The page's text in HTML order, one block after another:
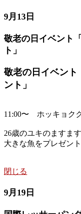
9月13日
敬老の日イベント
ト」
敬老の日イベント
ント」
11:00〜 ホッキョク
26歳のユキのますま
大きな魚をプレゼン
閉じる
9月19日